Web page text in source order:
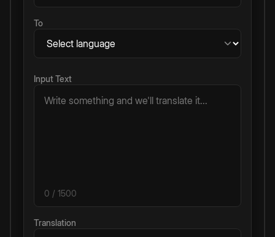
To
Input Text
0 / 1500
Translation